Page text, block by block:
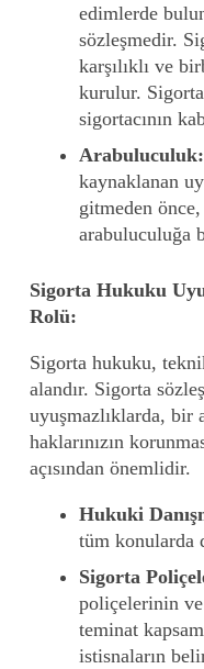
edimlerde
sözleşmedir.
karşılıklı ve
kurulur.
sigortacının
Arabuluculuk:
kaynaklanan
gitmeden
arabuluculuğa
Sigorta Hukuku
Rolü:
Sigorta hukuku,
alandır. Sigorta
uyuşmazlıklarda, bir
haklarınızın
açısından önemlidir.
Hukuki
tüm konularda
Sigorta
poliçelerinin ve
teminat
istisnaların